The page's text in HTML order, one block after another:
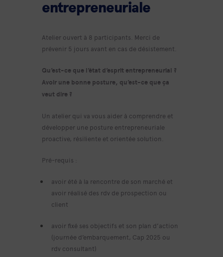
entrepreneuriale
Atelier ouvert à 8 participants. Merci de
prévenir 5 jours avant en cas de désistement.
Qu’est-ce que l’état d’esprit entrepreneurial ?
Avoir une bonne posture, qu’est-ce que ça
veut dire ?
Un atelier qui va vous aider à comprendre et
développer une posture entrepreneuriale
proactive, résiliente et orientée solution.
Pré-requis :
avoir été à la rencontre de son marché et
avoir réalisé des rdv de prospection ou
client
avoir fixé ses objectifs et son plan d’action
(journée d’embarquement, Cap 2025 ou
rdv consultant)